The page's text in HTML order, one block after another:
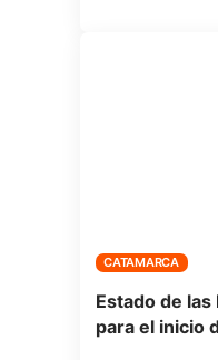
CATAMARCA
Estado de las
para el inicio